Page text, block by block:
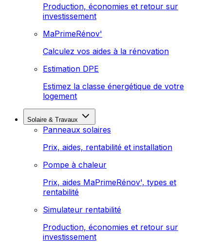
Production, économies et retour sur
investissement
MaPrimeRénov'
Calculez vos aides à la rénovation
Estimation DPE
Estimez la classe énergétique de votre
logement
Solaire & Travaux
Panneaux solaires
Prix, aides, rentabilité et installation
Pompe à chaleur
Prix, aides MaPrimeRénov', types et
rentabilité
Simulateur rentabilité
Production, économies et retour sur
investissement